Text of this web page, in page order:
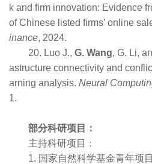
k and firm innovation: Evidence
of Chinese listed firms’ online
inance, 2024.
20. Luo J., G. Wang, G. Li,
astructure connectivity and
arning analysis. Neural
1.
部分科研项目：
主持科研项目：
1. 国家自然科学基金青年项